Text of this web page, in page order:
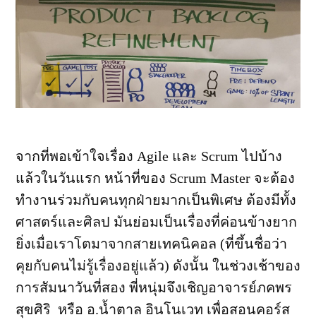
จากที่พอเข้าใจเรื่อง Agile และ Scrum ไปบ้าง
แล้วในวันแรก หน้าที่ของ Scrum Master จะต้อง
ทำงานร่วมกับคนทุกฝ่ายมากเป็นพิเศษ ต้องมีทั้ง
ศาสตร์และศิลป มันย่อมเป็นเรื่องที่ค่อนข้างยาก
ยิ่งเมื่อเราโตมาจากสายเทคนิคอล (ที่ขึ้นชื่อว่า
คุยกับคนไม่รู้เรื่องอยู่แล้ว) ดังนั้น ในช่วงเช้าของ
การสัมนาวันที่สอง พี่หนุ่มจึงเชิญอาจารย์ภคพร
สุขศิริ หรือ อ.น้ำตาล อินโนเวท เพื่อสอนคอร์ส